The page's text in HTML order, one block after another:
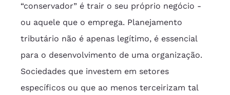
“conservador” é trair o seu próprio negócio -
ou aquele que o emprega. Planejamento
tributário não é apenas legítimo, é essencial
para o desenvolvimento de uma organização.
Sociedades que investem em setores
específicos ou que ao menos terceirizam tal